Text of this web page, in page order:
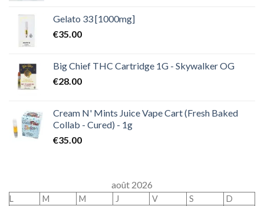
Gelato 33 [1000mg]
€35.00
Big Chief THC Cartridge 1G - Skywalker OG
€28.00
Cream N' Mints Juice Vape Cart (Fresh Baked
Collab - Cured) - 1g
€35.00
août 2026
L M M J V S
D